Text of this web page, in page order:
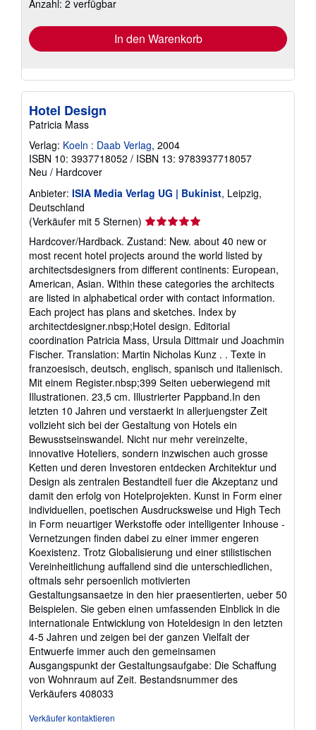
Anzahl: 2 verfügbar
In den Warenkorb
Hotel Design
Patricia Mass
Verlag: Koeln : Daab Verlag, 2004
ISBN 10: 3937718052 / ISBN 13: 9783937718057
Neu / Hardcover
Anbieter: ISIA Media Verlag UG | Bukinist, Leipzig,
Deutschland
(Verkäufer mit 5 Sternen) Verkäuferbewertung
von
5
Sternen
Hardcover/Hardback. Zustand: New. about 40 new or
most recent hotel projects around the world listed by
architectsdesigners from different continents: European,
American, Asian. Within these categories the architects
are listed in alphabetical order with contact information.
Each project has plans and sketches. Index by
architectdesigner.nbsp;Hotel design. Editorial
coordination Patricia Mass, Ursula Dittmair und Joachmin
Fischer. Translation: Martin Nicholas Kunz . . Texte in
franzoesisch, deutsch, englisch, spanisch und italienisch.
Mit einem Register.nbsp;399 Seiten ueberwiegend mit
Illustrationen. 23,5 cm. Illustrierter Pappband.In den
letzten 10 Jahren und verstaerkt in allerjuengster Zeit
vollzieht sich bei der Gestaltung von Hotels ein
Bewusstseinswandel. Nicht nur mehr vereinzelte,
innovative Hoteliers, sondern inzwischen auch grosse
Ketten und deren Investoren entdecken Architektur und
Design als zentralen Bestandteil fuer die Akzeptanz und
damit den erfolg von Hotelprojekten. Kunst in Form einer
individuellen, poetischen Ausdrucksweise und High Tech
in Form neuartiger Werkstoffe oder intelligenter Inhouse -
Vernetzungen finden dabei zu einer immer engeren
Koexistenz. Trotz Globalisierung und einer stilistischen
Vereinheitlichung auffallend sind die unterschiedlichen,
oftmals sehr persoenlich motivierten
Gestaltungsansaetze in den hier praesentierten, ueber 50
Beispielen. Sie geben einen umfassenden Einblick in die
internationale Entwicklung von Hoteldesign in den letzten
4-5 Jahren und zeigen bei der ganzen Vielfalt der
Entwuerfe immer auch den gemeinsamen
Ausgangspunkt der Gestaltungsaufgabe: Die Schaffung
von Wohnraum auf Zeit. Bestandsnummer des
Verkäufers 408033
Verkäufer kontaktieren